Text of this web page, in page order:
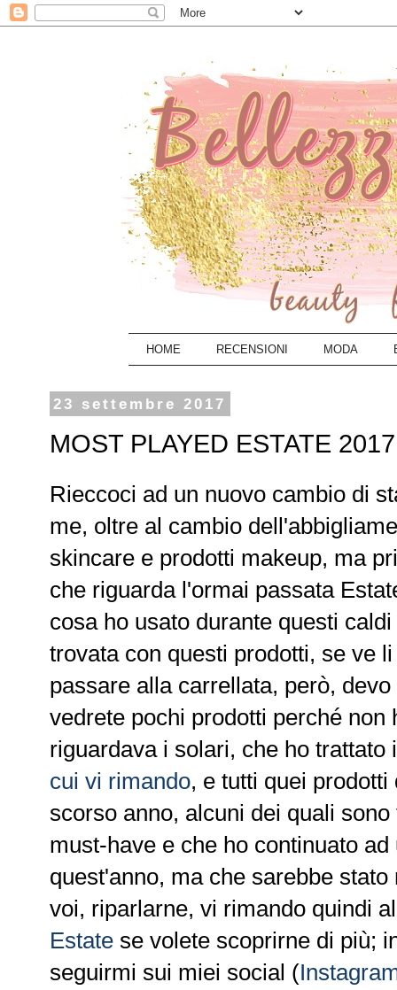
HOME RECENSIONI MODA
23 settembre 2017
MOST PLAYED ESTATE 2017
Rieccoci ad un nuovo cambio di
me, oltre al cambio
skincare e prodotti makeup, ma
che riguarda l'ormai passata
cosa ho usato durante questi
trovata con questi prodotti, se ve
passare alla carrellata, però,
vedrete pochi prodotti perché non
riguardava i solari, che ho trattato
cui vi rimando, e tutti quei
scorso anno, alcuni dei quali
must-have e che ho continuato
quest'anno, ma che sarebbe
voi, riparlarne, vi rimando quindi
Estate se volete scoprirne di più;
seguirmi sui miei social (